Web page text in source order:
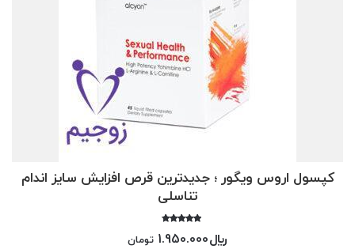
کپسول اروس ویگور ؛ جدیدترین قرص افزایش سایز اندام
تناسلی
امتیاز
4.00
﷼1.950.000 تومان